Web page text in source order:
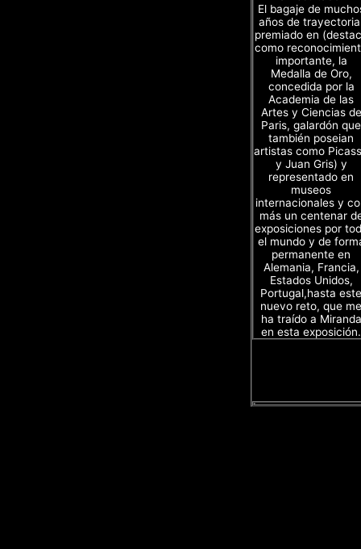
El bagaje de
años de
premiado en
como
importante, la
Medalla de Oro,
concedida por la
Academia de las
Artes y Ciencias de
Paris, galardón que
también poseian
artistas como
y Juan Gris) y
representado en
museos
internacionales y
más un centenar
exposiciones por
el mundo y de
permanente en
Alemania, Francia,
Estados Unidos,
Portugal,hasta este
nuevo reto, que me
ha traído a Miranda
en esta exposición.